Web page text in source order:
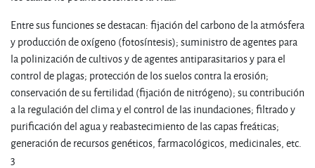
Entre sus funciones se destacan: fijación del carbono de la atmósfera
y producción de oxígeno (fotosíntesis); suministro de agentes para
la polinización de cultivos y de agentes antiparasitarios y para el
control de plagas; protección de los suelos contra la erosión;
conservación de su fertilidad (fijación de nitrógeno); su contribución
a la regulación del clima y el control de las inundaciones; filtrado y
purificación del agua y reabastecimiento de las capas freáticas;
generación de recursos genéticos, farmacológicos, medicinales, etc.
3